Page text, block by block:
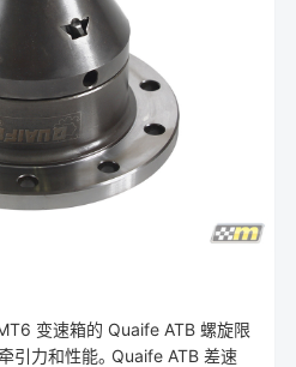
变速箱的 Quaife ATB 螺旋限
引力和性能。 Quaife ATB 差速